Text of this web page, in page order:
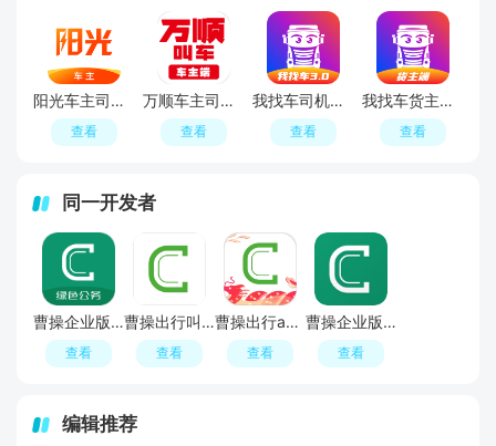
阳光车主司机端最新版
查看
万顺车主司机端最新版本
查看
我找车司机端app最新版
查看
我找车货主版app最新版
查看
同一开发者
曹操企业版APP官方最新版
查看
曹操出行叫车官方版app
查看
曹操出行app2026最新客户端
查看
曹操企业版app客户端
查看
编辑推荐